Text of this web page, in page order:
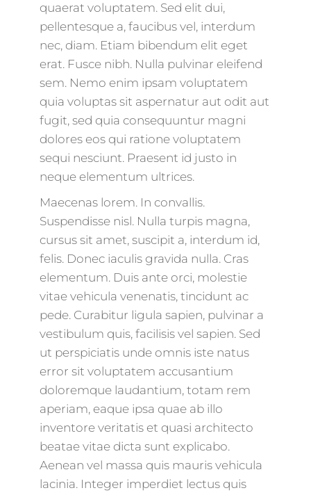
quaerat voluptatem. Sed elit dui,
pellentesque a, faucibus vel, interdum
nec, diam. Etiam bibendum elit eget
erat. Fusce nibh. Nulla pulvinar eleifend
sem. Nemo enim ipsam voluptatem
quia voluptas sit aspernatur aut odit aut
fugit, sed quia consequuntur magni
dolores eos qui ratione voluptatem
sequi nesciunt. Praesent id justo in
neque elementum ultrices.
Maecenas lorem. In convallis.
Suspendisse nisl. Nulla turpis magna,
cursus sit amet, suscipit a, interdum id,
felis. Donec iaculis gravida nulla. Cras
elementum. Duis ante orci, molestie
vitae vehicula venenatis, tincidunt ac
pede. Curabitur ligula sapien, pulvinar a
vestibulum quis, facilisis vel sapien. Sed
ut perspiciatis unde omnis iste natus
error sit voluptatem accusantium
doloremque laudantium, totam rem
aperiam, eaque ipsa quae ab illo
inventore veritatis et quasi architecto
beatae vitae dicta sunt explicabo.
Aenean vel massa quis mauris vehicula
lacinia. Integer imperdiet lectus quis